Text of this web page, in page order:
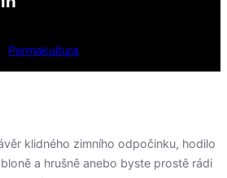
Permakultura
klidného zimního odpočinku, hodilo
a hrušně anebo byste prostě rádi